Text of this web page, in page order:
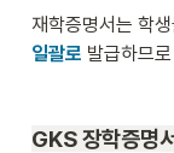
일괄로 발급하므
GKS 장학증명